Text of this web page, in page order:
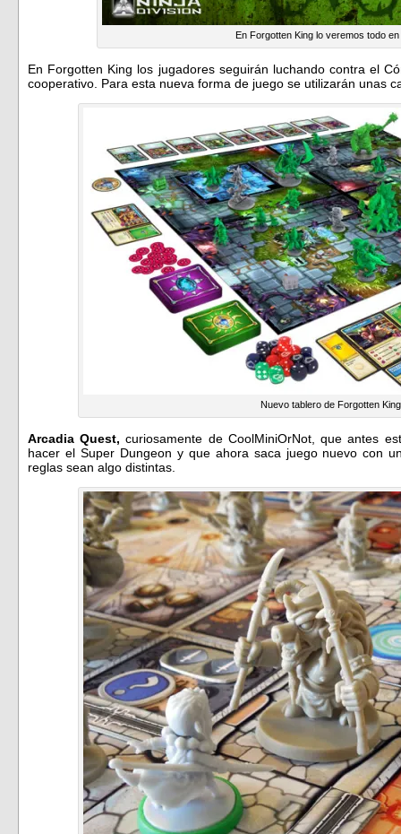
En Forgotten King lo veremos todo
En Forgotten King los jugadores seguirán luchando contra el
cooperativo. Para esta nueva forma de juego se utilizarán unas
Nuevo tablero de Forgotten King
Arcadia Quest, curiosamente de CoolMiniOrNot, que antes
hacer el Super Dungeon y que ahora saca juego nuevo con
reglas sean algo distintas.